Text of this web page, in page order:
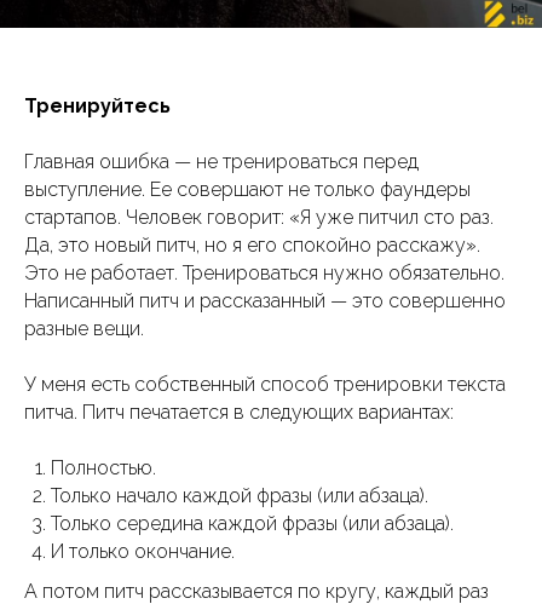
Тренируйтесь
Главная ошибка — не тренироваться перед
выступление. Ее совершают не только фаундеры
стартапов. Человек говорит: «Я уже питчил сто раз.
Да, это новый питч, но я его спокойно расскажу».
Это не работает. Тренироваться нужно обязательно.
Написанный питч и рассказанный — это совершенно
разные вещи.
У меня есть собственный способ тренировки текста
питча. Питч печатается в следующих вариантах:
Полностью.
Только начало каждой фразы (или абзаца).
Только середина каждой фразы (или абзаца).
И только окончание.
А потом питч рассказывается по кругу, каждый раз